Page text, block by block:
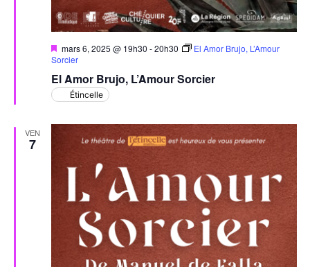
El Amor Brujo, L’Amour Sorcier
Mis
en
mars 6, 2025 @ 19h30 -20h30
El Amor Brujo, L’Amour
Sorcier
Étincelle
VEN
7